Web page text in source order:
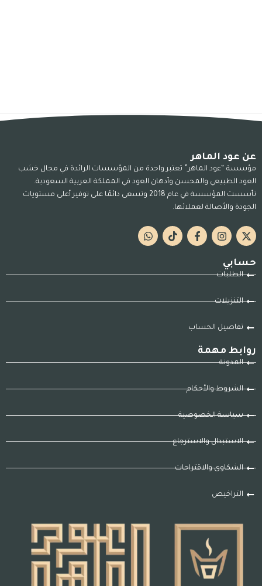
عن عود الماهر
مؤسسة “عود الماهر” تعتبر واحدة من المؤسسات الرائدة في مجال خشب
العود الطبيعي والمحسن وأدهان العود في المملكة العربية السعودية.
تأسست المؤسسة في عام 2018 وتسعى دائمًا على توفير أعلى مستويات
الجودة والأصالة لعملائها.
حسابي
الطلبات
التنزيلات
تفاصيل الحساب
روابط مهمة
المدونة
الشروط والأحكام
سياسة الخصوصية
الاستبدال والاسترجاع
الشكاوى والاقتراحات
التراخيص